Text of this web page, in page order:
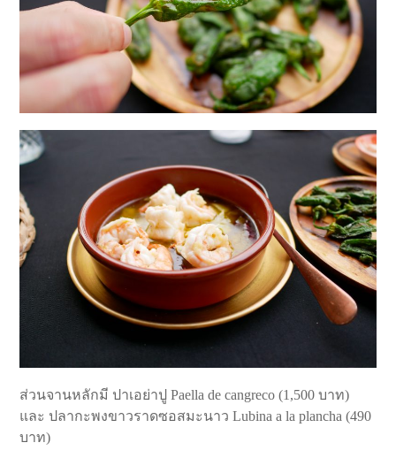
ส่วนจานหลักมี ปาเอย่าปู Paella de cangreco (1,500 บาท)
และ ปลากะพงขาวราดซอสมะนาว Lubina a la plancha (490
บาท)